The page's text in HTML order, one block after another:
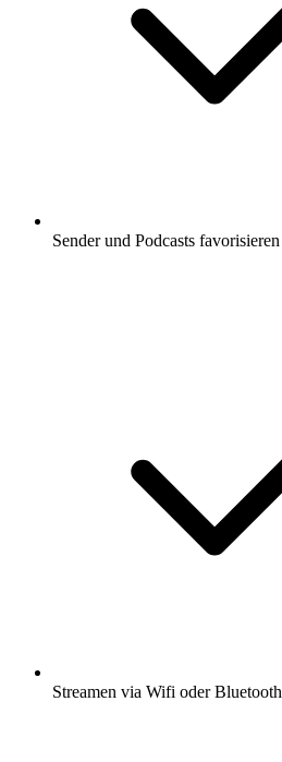
Sender und Podcasts favorisieren
Streamen via Wifi oder Bluetooth